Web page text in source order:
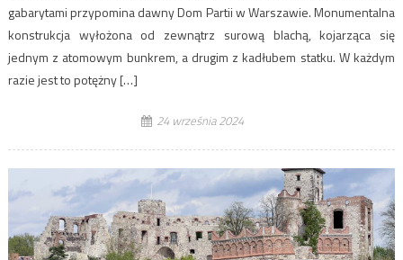
gabarytami przypomina dawny Dom Partii w Warszawie. Monumentalna
konstrukcja wyłożona od zewnątrz surową blachą, kojarząca się
jednym z atomowym bunkrem, a drugim z kadłubem statku. W każdym
razie jest to potężny […]
24 września 2024